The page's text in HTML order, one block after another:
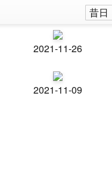
昔日
2021-11-26
2021-11-09